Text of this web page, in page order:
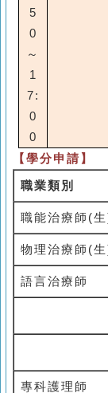
5
0
～
1
7:
0
0
【學分申請】
職業類別
職能治療師 (生
物理治療師 (生
語言治療師
專科護理師